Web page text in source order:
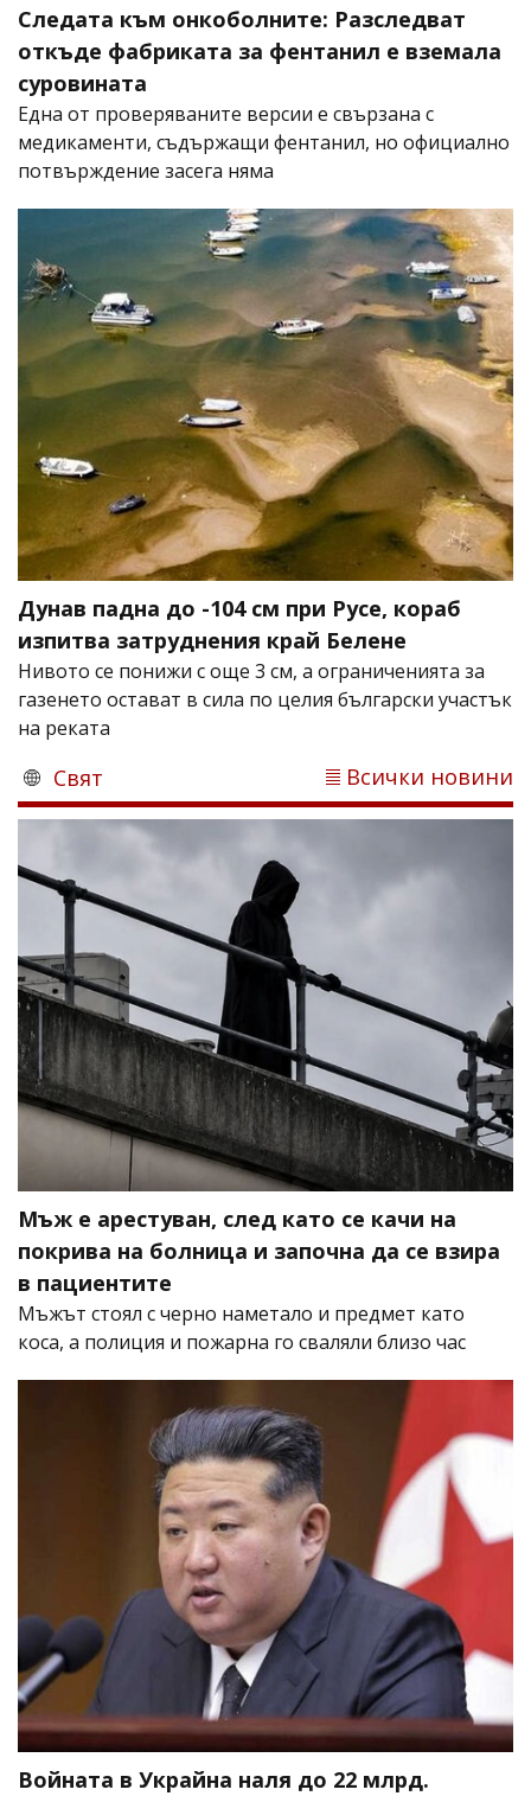
Следата към онкоболните: Разследват
откъде фабриката за фентанил е вземала
суровината
Една от проверяваните версии е свързана с
медикаменти, съдържащи фентанил, но официално
потвърждение засега няма
Дунав падна до -104 см при Русе, кораб
изпитва затруднения край Белене
Нивото се понижи с още 3 см, а ограниченията за
газенето остават в сила по целия български участък
на реката
Свят Всички новини
Мъж е арестуван, след като се качи на
покрива на болница и започна да се взира
в пациентите
Мъжът стоял с черно наметало и предмет като
коса, а полиция и пожарна го сваляли близо час
Войната в Украйна наля до 22 млрд.